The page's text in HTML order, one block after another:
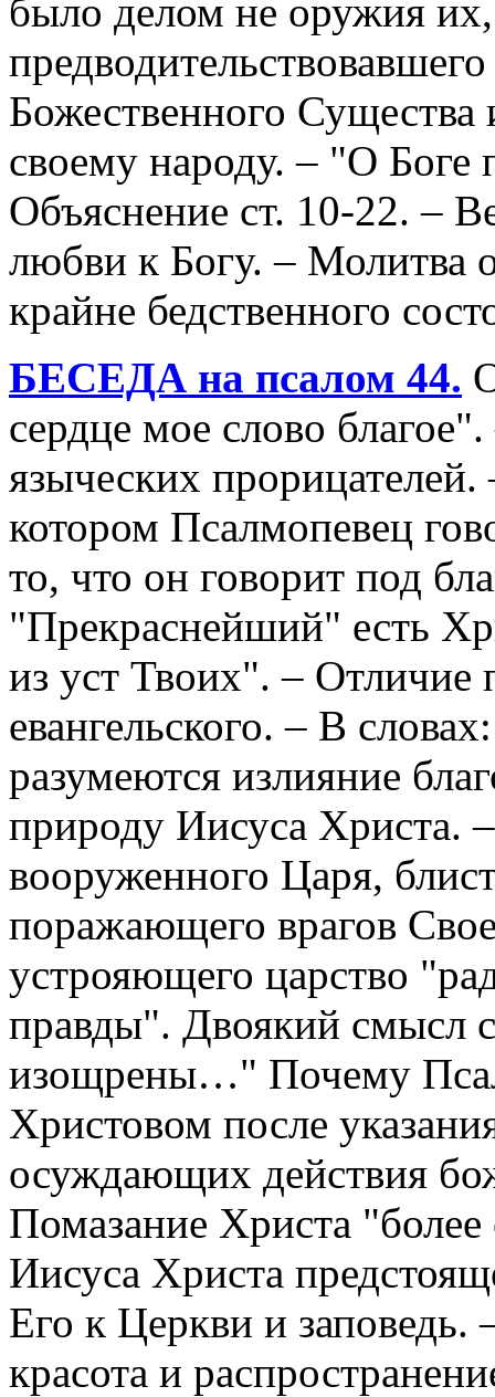
было делом не оружия
Божественного
своему народу. – "О Боге
Объяснение ст. 10-22. –
любви к Богу. – Молитва
крайне бедственного
БЕСЕДА на псалом 44.
сердце мое слово
языческих прорицателей.
котором Псалмопевец
то, что он говорит под
"Прекраснейший" есть
из уст Твоих". – Отличие
евангельского. – В
разумеются излияние
природу Иисуса Христа.
вооруженного Царя,
поражающего врагов
устрояющего царство
правды". Двоякий смысл
изощрены…" Почему
Христовом после
осуждающих действия
Помазание Христа
Иисуса Христа
Его к Церкви и заповедь.
красота и